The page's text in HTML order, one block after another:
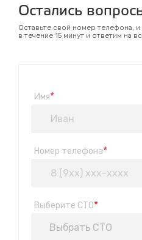
Остались
Оставьте свой номер телефона,
в течение 15 минут и ответим на
Имя*
Номер телефона*
Выберите СТО*
Выбрать СТО